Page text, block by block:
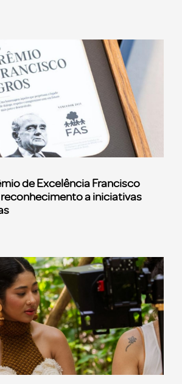
de Excelência Francisco
a iniciativas